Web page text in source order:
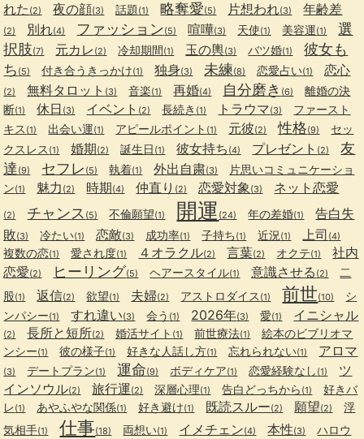
れた (2) 夜の顔(3) 話題(1) 略奪愛(5) 片想われ(3) 年齢差
(2) 別れ(4) ファッション(5) 喧嘩(3) 天使(1) 美容運(1)
選
択肢(7) 元カレ (2) 冷却期間(1) 玉の輿(3) バツ婚(1)
彼女も
ち (5) 付き合うきっかけ(1) 独身(3) 未練(8) 恋愛占い(1) 恋心
(2) 無料タロット (3) 音楽(1) 再婚(4) 自分磨き (6)
離婚の決
断(1) 休日 (3) イベント (2) 長続き (1) トラウマ(3)
ファースト
キス (1) 出会い運(1) アピールポイント (1) 元彼(2) 性格(9)
セッ
クスレス (1) 婚期(2) 誕生日 (1) 彼女持ち (4) プレゼント (2)
友
達 (9) セフレ (5) 執着(1) 外出自粛(3)
片思いコミュニケーショ
ン(1) 魅力 (2) 時期(4) 仲直り (2) 恋愛対象 (3) ネット恋愛
(2) チャンス (5) 不倫願望(1) 開運 (24) 年の差婚(1)
告白失
敗(3) 冷たい(1) 恋敵(3) 成功率(1) 子持ち(1) 近況 (1) 上司 (4)
複数の恋(1) 愛され度(1) ４オラクル(2) 言葉(2) オクテ(1)
社内
恋愛(2) ヒーリング(5) ヘアースタイル(1) 意識させる (2)
二
股(1) 返信(2) 欲望(1) 夫婦(2) アストロダイス (1) 前世(10)
シ
ンパシー(1) すれ違い(3) 会う (1) 2026年(3) 愛(1) イニシャル
(2) 長所と短所(2) 婚活サイト (1) 前世療法(1)
絵本のビブリオマ
ンシー(1) 彼の様子(1) 好きな人話し方(1) 忘れられない(1) アロマ
(3) デートプラン(1) 運命(9) ボディケア(1) 恋愛経験なし (1)
ツ
インソウル(2) 旅行運(2) 深層心理(1) 告白どっちから (1)
好きバ
レ(1) あやふやな関係(1) 好き避け(1) 既読スルー(2) 願望(2)
浮
気相手(1) 仕事(18) 両想い(1) イメチェン(4) 本性(3)
ハロウ